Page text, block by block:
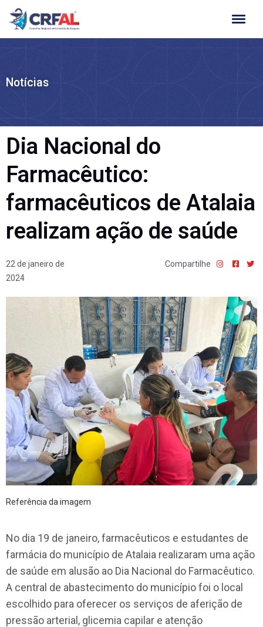
Ir
para
Notícias
Dia Nacional do
Farmacêutico:
farmacêuticos de Atalaia
realizam ação de saúde
22 de janeiro de
2024
Compartilhe
Referência da imagem
No dia 19 de janeiro, farmacêuticos e estudantes de
farmácia do município de Atalaia realizaram uma ação
de saúde em alusão ao Dia Nacional do Farmacêutico.
A central de abastecimento do município foi o local
escolhido para oferecer os serviços de aferição de
pressão arterial, glicemia capilar e atenção